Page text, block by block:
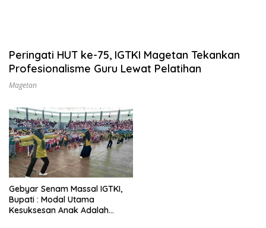
Peringati HUT ke-75, IGTKI Magetan Tekankan
Profesionalisme Guru Lewat Pelatihan
Magetan
Gebyar Senam Massal IGTKI,
Bupati : Modal Utama
Kesuksesan Anak Adalah